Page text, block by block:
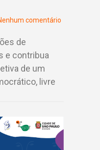
comentário
de
e contribua
de um
livre